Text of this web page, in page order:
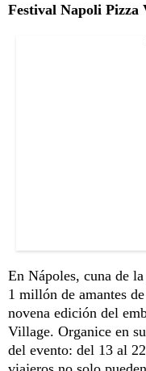
Festival Napoli Pizza
En Nápoles, cuna de
1 millón de amantes
novena edición del
Village. Organice en
del evento: del 13 al